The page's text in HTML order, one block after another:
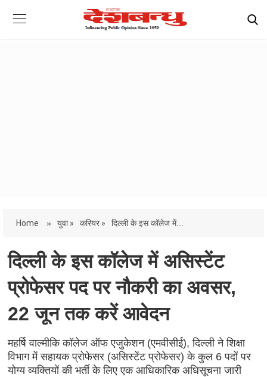
Home » युवा » करियर » दिल्ली के इस कॉलेज में...
दिल्ली के इस कॉलेज में असिस्टेंट
प्रोफेसर पद पर नौकरी का अवसर,
22 जून तक करें आवेदन
महर्षि वाल्मीकि कॉलेज ऑफ एजुकेशन (एमवीसीई), दिल्ली ने शिक्षा
विभाग में सहायक प्रोफेसर (असिस्टेंट प्रोफेसर) के कुल 6 पदों पर
योग्य व्यक्तियों की भर्ती के लिए एक आधिकारिक अधिसूचना जारी